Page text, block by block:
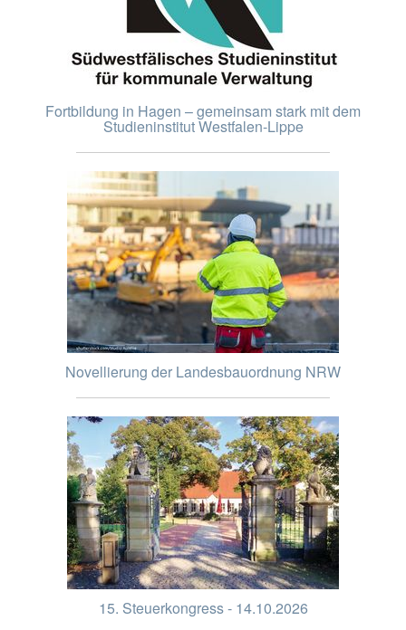
Fortbildung in Hagen – gemeinsam stark mit dem
Studieninstitut Westfalen-Lippe
Novellierung der Landesbauordnung NRW
15. Steuerkongress - 14.10.2026